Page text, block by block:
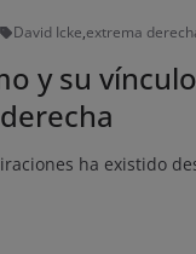
David Icke,extrema
y su
ha existido